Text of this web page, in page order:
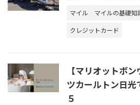
マイル マイルの基礎知
クレジットカード
【マリオットボ
ツカールトン日
５